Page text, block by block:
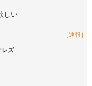
しい
［通報］
レズ